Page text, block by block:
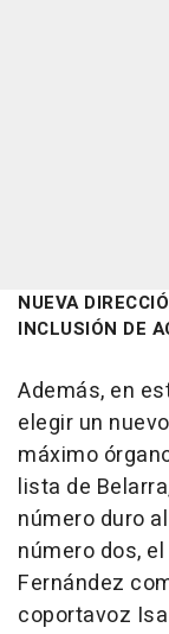
NUEVA
INCLUSIÓN DE
Además, en
elegir un
máximo
lista de
número duro
número dos,
Fernández
coportavoz